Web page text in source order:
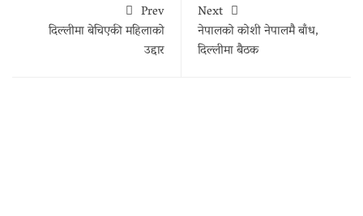
Prev
दिल्लीमा बेचिएकी महिलाको
उद्दार
Next
नेपालको कोशी नेपालमै बाँध,
दिल्लीमा बैठक